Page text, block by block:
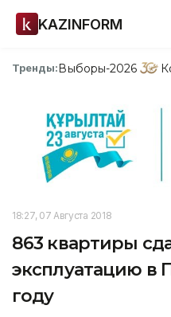
KAZINFORM
Тренды:Выборы-2026
18:27, 07 Августа 2018
863 квартиры
эксплуатацию в
году